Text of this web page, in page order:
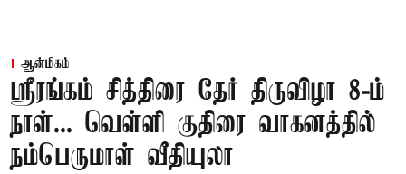
ஆன்மிகம்
ஸ்ரீரங்கம் சித்திரை தேர் திருவிழா 8-ம்
நாள்... வெள்ளி குதிரை வாகனத்தில்
நம்பெருமாள் வீதியுலா